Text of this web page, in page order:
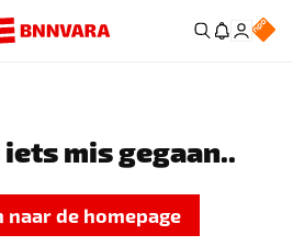
iets mis gegaan..
naar de homepage